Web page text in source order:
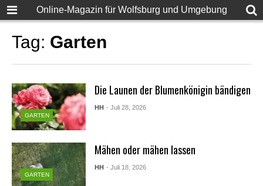
Online-Magazin für Wolfsburg und Umgebung
Tag: Garten
GARTEN
Die Launen der Blumenkönigin bändigen
HH - Juli 28, 2026
GARTEN
Mähen oder mähen lassen
HH - Juli 18, 2026